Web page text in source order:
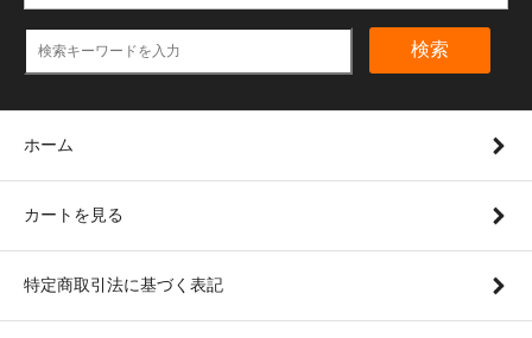
検索
ホーム
カートを見る
特定商取引法に基づく表記